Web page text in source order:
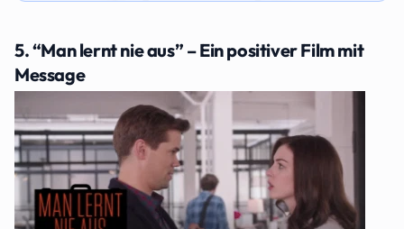
5. “Man lernt nie aus” – Ein positiver Film mit
Message